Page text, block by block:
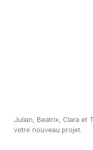
Julian, Beatrix, Clara et
votre nouveau projet.